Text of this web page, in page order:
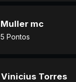
Muller mc
5 Pontos
Vinicius Torres